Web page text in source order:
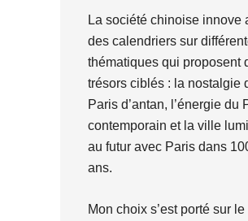
La société chinoise innove
des calendriers sur
thématiques qui proposent
trésors ciblés : la nostalgie
Paris d’antan, l’énergie du
contemporain et la ville
au futur avec Paris dans
ans.
Mon choix s’est porté sur le